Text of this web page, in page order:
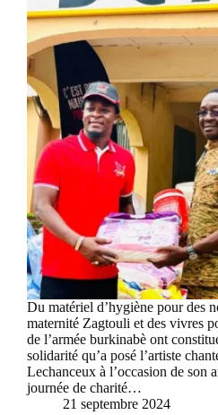
Du matériel d’hygiène pour des
maternité Zagtouli et des vivres
de l’armée burkinabè ont
solidarité qu’a posé l’artiste
Lechanceux à l’occasion de son
journée de charité…
21 septembre 2024